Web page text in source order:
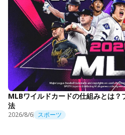
MLBワイルドカードの仕組みとは
法
2026/8/6 スポーツ